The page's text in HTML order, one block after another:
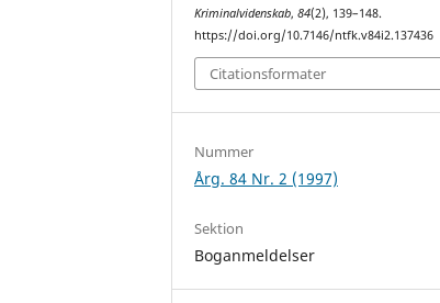
Kriminalvidenskab,84(2), 139–148.
https://doi.org/10.7146/ntfk.v84i2.137436
Citationsformater
Nummer
Årg. 84 Nr. 2 (1997)
Sektion
Boganmeldelser